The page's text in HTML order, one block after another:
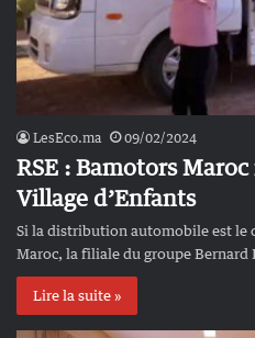
LesEco.ma 09/02/2024
RSE : Bamotors
Village d’Enfants
Si la distribution automobile est le
Maroc, la filiale du groupe
Lire la suite »